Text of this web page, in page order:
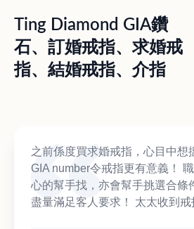
Ting Diamond GIA鑽
石、訂婚戒指、求婚戒
指、結婚戒指、介指
之前係度買求婚戒指，心目中想
GIA number令戒指更有意義！
心的幫手找，亦會幫手挑選合條
盡量滿足客人要求！ 太太收到戒